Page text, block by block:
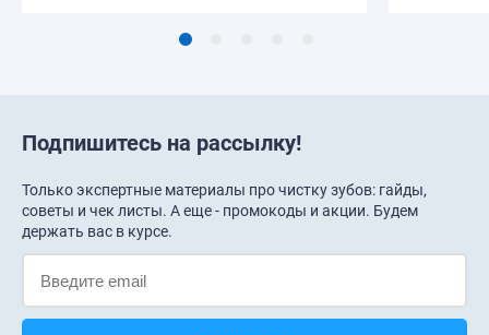
Подпишитесь на рассылку!
Только экспертные материалы про чистку зубов: гайды,
советы и чек листы. А еще - промокоды и акции. Будем
держать вас в курсе.